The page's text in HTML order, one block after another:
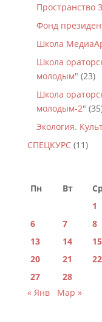
Пространство
Фонд
Школа
Школа
молодым" (23)
Школа
молодым-2"
Экология.
СПЕЦКУРС(11)
Пн Вт
1
6
7 8
13
14 15
20
21 22
27
28
« Янв
Мар »